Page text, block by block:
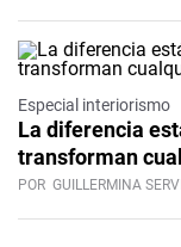
Especial interiorismo
La diferencia
transforman
POR GUILLERMINA